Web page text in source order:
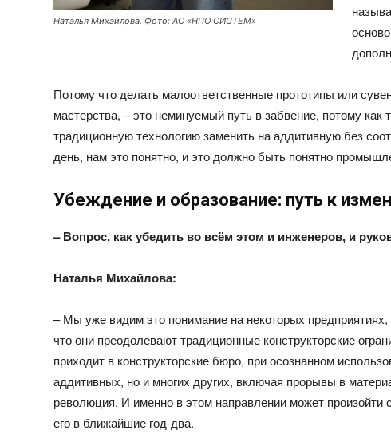
Наталья Михайлова. Фото: АО «НПО СИСТЕМ»
Потому что делать малоответственные прототипы или
мастерства, – это неминуемый путь в забвение, потому
традиционную технологию заменить на аддитивную без
день, нам это понятно, и это должно быть понятно
Убеждение и образование: путь к
– Вопрос, как убедить во всём этом и инженеров, и
Наталья Михайлова:
– Мы уже видим это понимание на некоторых
что они преодолевают традиционные конструкторские
приходит в конструкторские бюро, при осознанном
аддитивных, но и многих других, включая прорывы в
революция. И именно в этом направлении может
его в ближайшие год-два.